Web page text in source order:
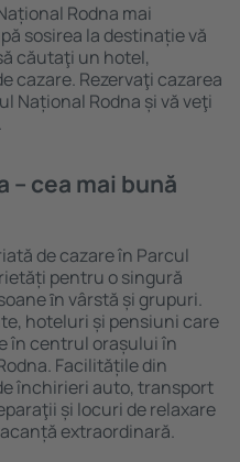
Rodna mai
sosirea la destinație vă
căutaţi un hotel,
cazare. Rezervaţi cazarea
Național Rodna și vă veţi
– cea mai bună
de cazare în Parcul
pentru o singură
ȋn vârstă și grupuri.
hoteluri și pensiuni care
în centrul orașului în
Facilitățile din
închirieri auto, transport
și locuri de relaxare
extraordinară.